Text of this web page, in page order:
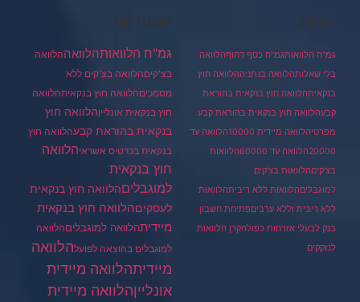
תגיות
גמ"ח הלוואותגמ"ח כסף דחוףהלוואה
בלי שאלותהלוואה בנתניההלוואה חוץ
בנקאיתהלוואה חוץ בנקאית בהוראת
קבעהלוואה חוץ בנקאית בהוראת קבע
מפרטיהלוואה מיידית 10000
הלוואה עד
20000הלוואה עד 60000
הלוואות
בצ'קיםהלוואות בצ'קים
למוגבליםהלוואות ללא ריביתהלוואות
ללא ריבית וללא ערביםפתיחת חשבון
בנק לבעלי אזרחות כפולהקרן הלוואות
לנזקקים
קטגוריות
גמ"ח הלוואותהלוואההלוואה
בצ'קיםהלוואה בצ'קים ללא
מסמכיםהלוואה חוץ בנקאיתהלוואה
חוץ בנקאית אונלייןהלוואה חוץ
בנקאית בהוראת קבעהלוואה חוץ
בנקאית בכרטיס אשראיהלוואה
חוץ בנקאית
למוגבליםהלוואה חוץ בנקאית
לעסקיםהלוואה חוץ בנקאית
מיידיתהלוואה למוגבליםהלוואה
למוגבלים בהוצאה לפועלהלוואה
מיידיתהלוואה מיידית
אונלייןהלוואה מיידית